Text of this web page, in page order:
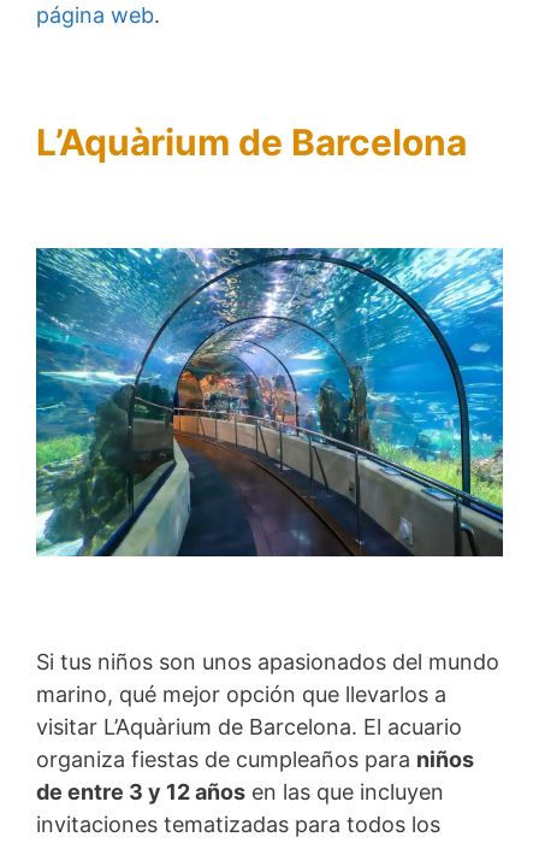
página web.
L’Aquàrium de Barcelona
Si tus niños son unos apasionados del mundo
marino, qué mejor opción que llevarlos a
visitar L’Aquàrium de Barcelona. El acuario
organiza fiestas de cumpleaños para niños
de entre 3 y 12 años en las que incluyen
invitaciones tematizadas para todos los